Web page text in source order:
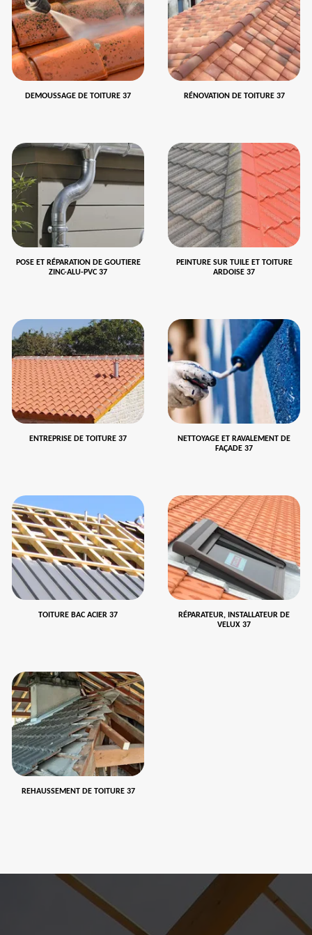
DEMOUSSAGE DE TOITURE 37 RÉNOVATION DE TOITURE 37
POSE ET RÉPARATION DE GOUTIERE
ZINC-ALU-PVC 37
PEINTURE SUR TUILE ET TOITURE
ARDOISE 37
ENTREPRISE DE TOITURE 37
NETTOYAGE ET RAVALEMENT DE
FAÇADE 37
TOITURE BAC ACIER 37
RÉPARATEUR, INSTALLATEUR DE
VELUX 37
REHAUSSEMENT DE TOITURE 37